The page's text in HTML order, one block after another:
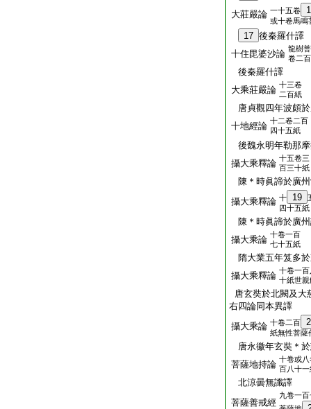
大莊嚴論 一十五卷
或十卷馬鳴
17 後秦羅什譯
十住毘婆沙論 龍樹
卷二
後秦羅什譯
大乘莊嚴論 十三卷
二百紙
唐貞觀四年波頗
十地經論 十二卷二百
四十五紙
後魏永明年勒那
攝大乘釋論 十五卷三
百三十紙
陳＊時眞諦於廣
攝大乘釋論 十 19
四十五紙
陳＊時眞諦於廣
攝大乘論 十卷一百
七十五紙
隋大業五年笈多
攝大乘釋論 十卷一百
十紙世親
唐玄奘於北闕及大
右四論同本異譯
攝大乘論 十卷二百
紙無性菩薩
唐永徽年玄奘＊
菩薩地持論 十卷或八
百八十一
北涼曇無讖譯
菩薩善戒經
九卷一